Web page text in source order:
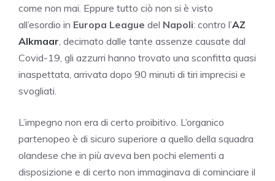
come non mai. Eppure tutto ciò non si è visto
all’esordio in Europa League del Napoli: contro l’AZ
Alkmaar, decimato dalle tante assenze causate dal
Covid-19, gli azzurri hanno trovato una sconfitta quasi
inaspettata, arrivata dopo 90 minuti di tiri imprecisi e
svogliati.
L’impegno non era di certo proibitivo. L’organico
partenopeo è di sicuro superiore a quello della squadra
olandese che in più aveva ben pochi elementi a
disposizione e di certo non immaginava di cominciare il